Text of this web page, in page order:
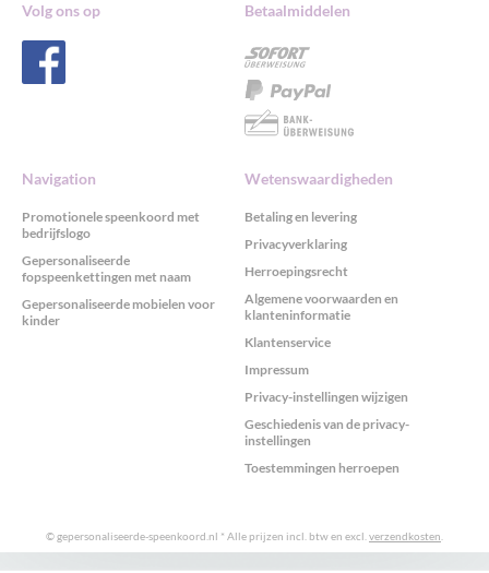
Volg ons op Betaalmiddelen
Navigation
Promotionele speenkoord met
bedrijfslogo
Gepersonaliseerde
fopspeenkettingen met naam
Gepersonaliseerde mobielen voor
kinder
Wetenswaardigheden
Betaling en levering
Privacyverklaring
Herroepingsrecht
Algemene voorwaarden en
klanteninformatie
Klantenservice
Impressum
Privacy-instellingen wijzigen
Geschiedenis van de privacy-
instellingen
Toestemmingen herroepen
© gepersonaliseerde-speenkoord.nl * Alle prijzen incl. btw en excl. verzendkosten